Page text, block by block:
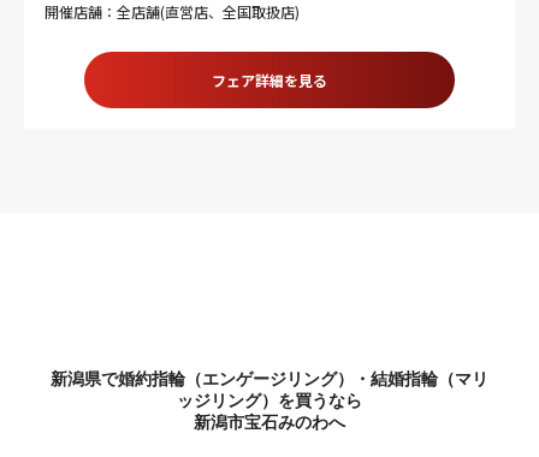
開催店舗：全店舗(直営店、全国取扱店)
フェア詳細を見る
新潟県で婚約指輪（エンゲージリング）・結婚指輪（マリ
ッジリング）を買うなら
新潟市宝石みのわへ